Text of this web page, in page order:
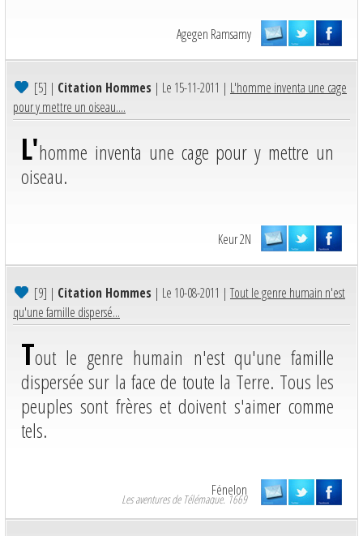
Agegen Ramsamy
[5] | Citation Hommes | Le 15-11-2011 | L'homme inventa une cage
pour y mettre un oiseau....
L'homme inventa une cage pour y mettre un
oiseau.
Keur 2N
[9] | Citation Hommes | Le 10-08-2011 |Tout le genre humain n'est
qu'une famille dispersé...
Tout le genre humain n'est qu'une famille
dispersée sur la face de toute la Terre. Tous les
peuples sont frères et doivent s'aimer comme
tels.
Fénelon
Les aventures de Télémaque. 1669